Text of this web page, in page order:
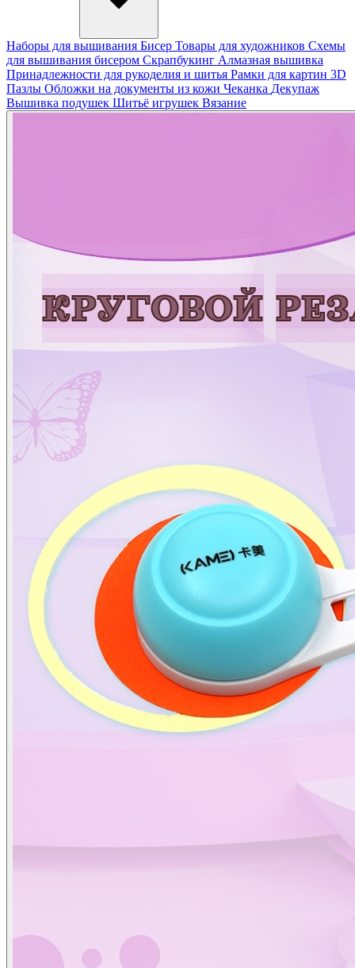
Наборы для вышивания Бисер Товары для художников Схемы
для вышивания бисером Скрапбукинг Алмазная вышивка
Принадлежности для рукоделия и шитья Рамки для картин 3D
Пазлы Обложки на документы из кожи Чеканка Декупаж
Вышивка подушек Шитьё игрушек Вязание